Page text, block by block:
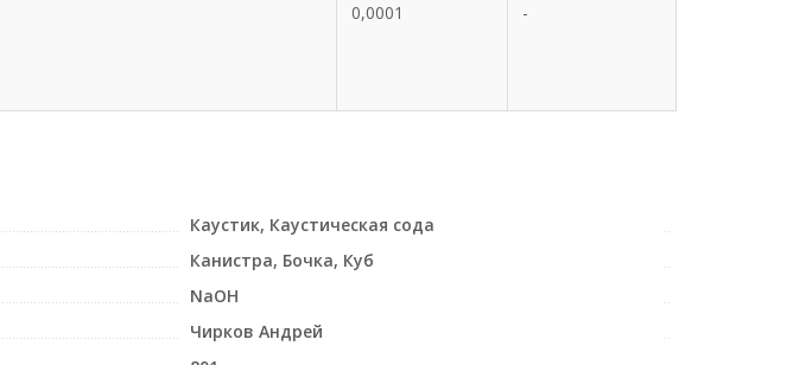
0,0001 -
Каустик, Каустическая сода
Канистра, Бочка, Куб
NaOH
Чирков Андрей